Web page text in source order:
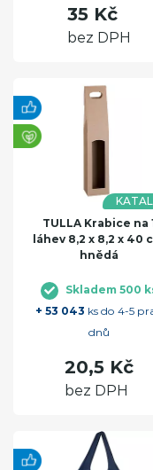
35 Kč
bez DPH
TULLA Krabice na
láhev 8,2 x 8,2 x 40
hnědá
Skladem 500
+ 53 043 ks do 4-5
dnů
20,5 Kč
bez DPH